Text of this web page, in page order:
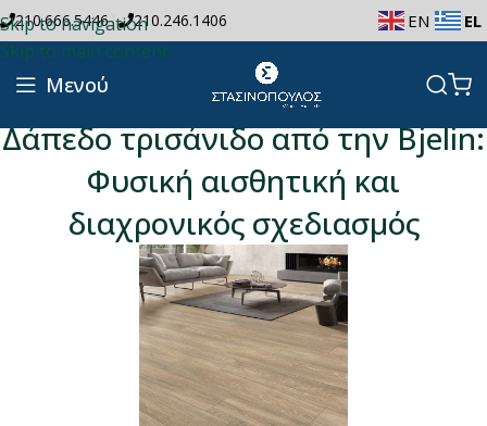
Skip to navigation
Skip to main content
210.666.5446| 210.246.1406 EN EL
Μενού
Δάπεδο τρισάνιδο από την Bjelin:
Φυσική αισθητική και
διαχρονικός σχεδιασμός